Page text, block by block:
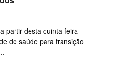
partir desta quinta-feira
de saúde para transição